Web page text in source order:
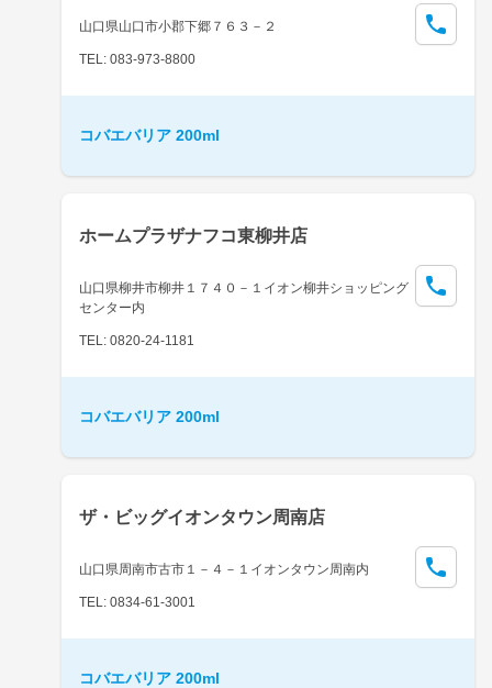
山口県山口市小郡下郷７６３－２
TEL: 083-973-8800
コバエバリア 200ml
ホームプラザナフコ東柳井店
山口県柳井市柳井１７４０－１イオン柳井ショッピング
センター内
TEL: 0820-24-1181
コバエバリア 200ml
ザ・ビッグイオンタウン周南店
山口県周南市古市１－４－１イオンタウン周南内
TEL: 0834-61-3001
コバエバリア 200ml